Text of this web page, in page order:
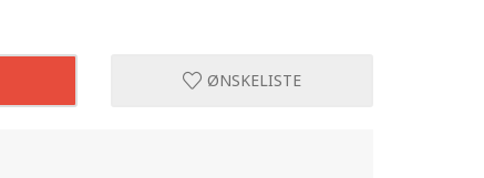
ØNSKELISTE